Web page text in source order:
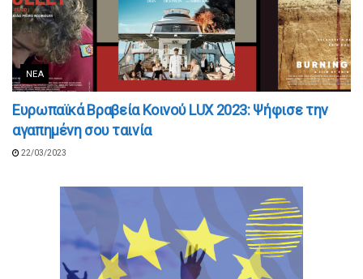
ΝΈΑ
Ευρωπαϊκά Βραβεία Κοινού LUX 2023: Ψήφισε την
αγαπημένη σου ταινία
22/03/2023